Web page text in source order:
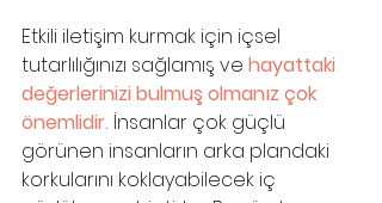
Etkili iletişim kurmak için içsel
tutarlılığınızı sağlamış ve hayattaki
değerlerinizi bulmuş olmanız çok
önemlidir. İnsanlar çok güçlü
görünen insanların arka plandaki
korkularını koklayabilecek iç